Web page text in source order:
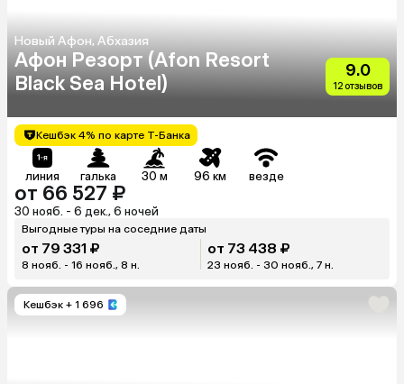
Новый Афон, Абхазия
Афон Резорт (Afon Resort
Black Sea Hotel)
9.0
12 отзывов
Кешбэк 4% по карте Т-Банка
линия галька 30 м 96 км везде
от 66 527 ₽
30 нояб. - 6 дек., 6 ночей
Выгодные туры на соседние даты
от 79 331 ₽
8 нояб. - 16 нояб., 8 н.
от 73 438 ₽
23 нояб. - 30 нояб., 7 н.
Кешбэк + 1 696